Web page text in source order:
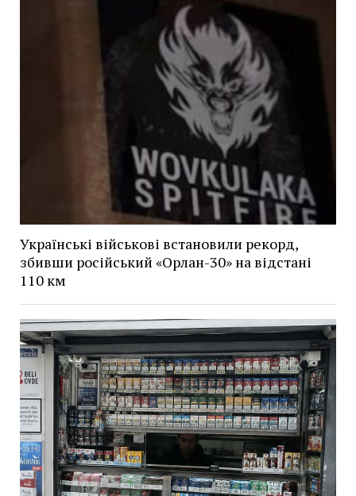
Українські військові встановили рекорд,
збивши російський «Орлан-30» на відстані
110 км